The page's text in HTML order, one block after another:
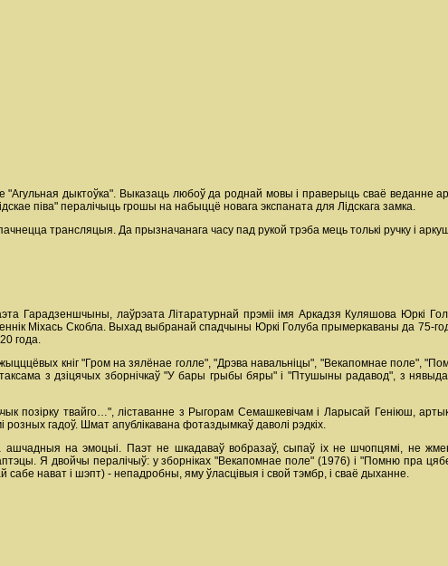
дыктоўка". Выказаць любоў да роднай мовы і праверыць сваё веданне
піва" пералічыць грошы на набыццё новага экспаната для Лідскага замка.
трансляцыя. Да прызначанага часу пад рукой трэба мець толькі ручку і
Гарадзеншчыны, лаўрэата Літаратурнай прэміі імя Аркадзя Куляшова Юркі
Міхась Скобла. Выхад выбранай спадчыны Юркі Голуба прымеркаваны да 75-
года.
кніг "Гром на зялёнае голле", "Дрэва навальніцы", "Векапомнае поле",
з дзіцячых зборнічкаў "У бары грыбы бяры" і "Птушыны радавод", з
позірку твайго…", ліставанне з Рыгорам Семашкевічам і Ларысай Геніюш,
гадоў. Шмат апублікавана фотаздымкаў даволі рэдкіх.
на эмоцыі. Паэт не шкадаваў вобразаў, сыпаў іх не шчопцямі, не
Я двойчы пералічыў: у зборніках "Векапомнае поле" (1976) і "Помню пра
сабе нават і шэпт) - непадробны, яму ўласцівыя і свой тэмбр, і сваё дыханне.